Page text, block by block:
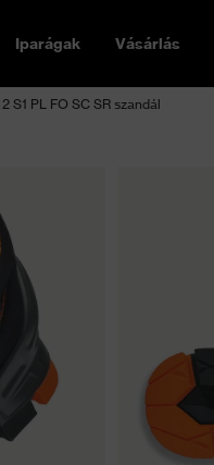
Iparágak Vásárlás
S1 PL FO SC SR szandál